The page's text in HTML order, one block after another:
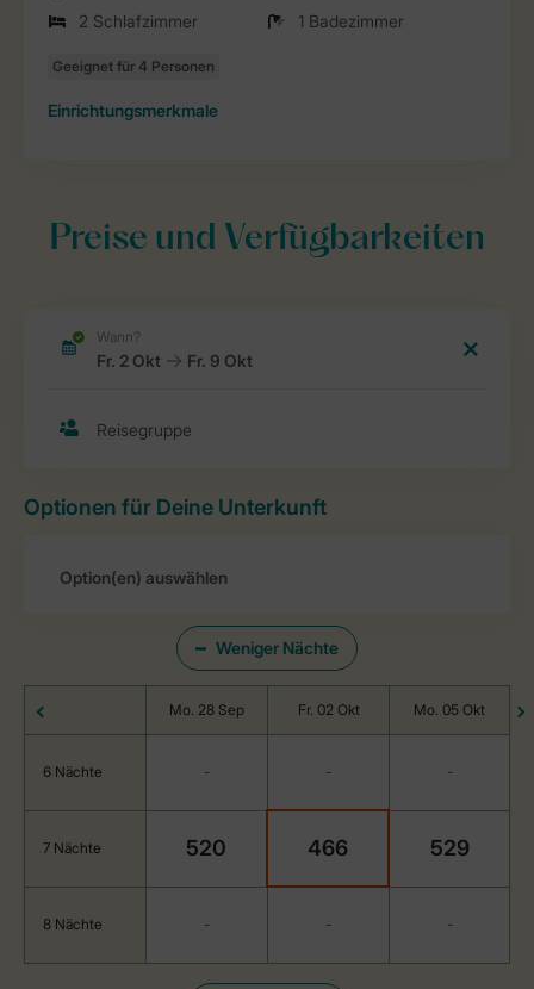
2 Schlafzimmer
1 Badezimmer
Einrichtungsmerkmale
Preise und Verfügbarkeiten
Optionen für Deine Unterkunft
Weniger Nächte
Mo. 28 Sep Fr. 02 Okt Mo. 05 Okt
6 Nächte - - -
7 Nächte 520 466 529
8 Nächte - - -